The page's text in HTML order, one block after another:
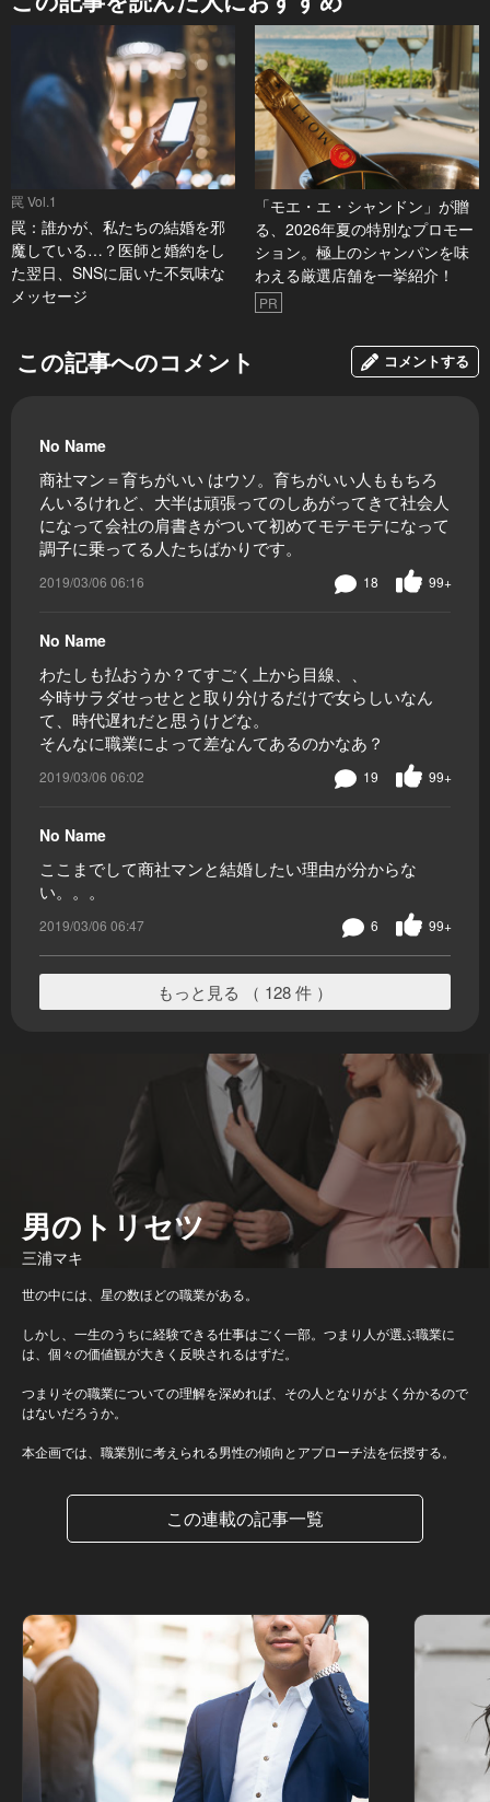
罠 Vol.1
罠：誰かが、私たちの結婚を邪
魔している…？医師と婚約をし
た翌日、SNSに届いた不気味な
メッセージ
「モエ・エ・シャンドン」が贈
る、2026年夏の特別なプロモー
ション。極上のシャンパンを味
わえる厳選店舗を一挙紹介！
PR
この記事へのコメント コメントする
No Name
商社マン＝育ちがいい はウソ。育ちがいい人ももちろ
んいるけれど、大半は頑張ってのしあがってきて社会人
になって会社の肩書きがついて初めてモテモテになって
調子に乗ってる人たちばかりです。
2019/03/06 06:16 99+
18
No Name
わたしも払おうか？てすごく上から目線、、
今時サラダせっせとと取り分けるだけで女らしいなん
て、時代遅れだと思うけどな。
そんなに職業によって差なんてあるのかなあ？
2019/03/06 06:02 99+
19
No Name
ここまでして商社マンと結婚したい理由が分からな
い。。。
2019/03/06 06:47 99+
6
もっと見る （ 128 件 ）
男のトリセツ
三浦マキ
世の中には、星の数ほどの職業がある。
しかし、一生のうちに経験できる仕事はごく一部。つまり人が選ぶ職業に
は、個々の価値観が大きく反映されるはずだ。
つまりその職業についての理解を深めれば、その人となりがよく分かるので
はないだろうか。
本企画では、職業別に考えられる男性の傾向とアプローチ法を伝授する。
この連載の記事一覧